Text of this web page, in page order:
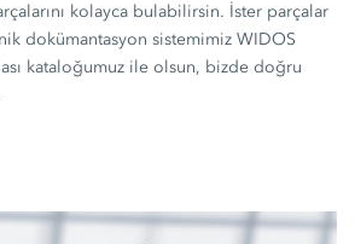
kolayca bulabilirsin. İster parçalar
dokümantasyon sistemimiz WIDOS
kataloğumuz ile olsun, bizde doğru